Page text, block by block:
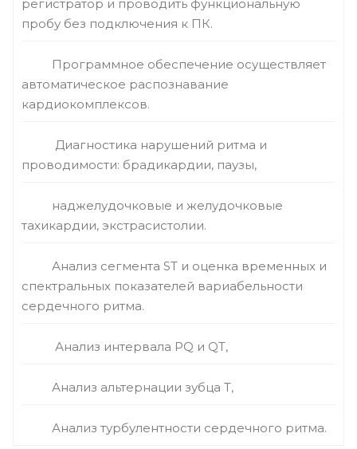
регистратор и проводить функциональную
пробу без подключения к ПК.
Программное обеспечение осуществляет
автоматическое распознавание
кардиокомплексов.
Диагностика нарушений ритма и
проводимости: брадикардии, паузы,
наджелудочковые и желудочковые
тахикардии, экстрасистолии.
Анализ сегмента ST и оценка временных и
спектральных показателей вариабельности
сердечного ритма.
Анализ интервала PQ и QT,
Анализ альтернации зубца T,
Анализ турбулентности сердечного ритма.